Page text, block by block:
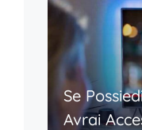
Se
Avrai